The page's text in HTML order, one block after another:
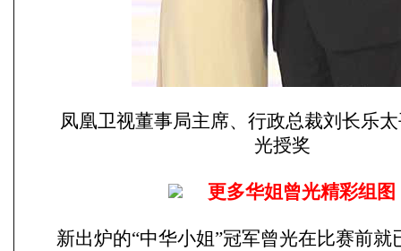
凤凰卫视董事局主席、行政总裁刘长乐
光授奖
更多华姐曾光精彩组图
新出炉的“中华小姐”冠军曾光在比赛前就